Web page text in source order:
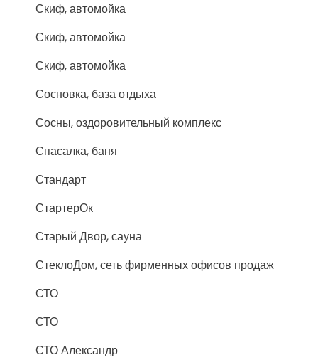
Скиф, автомойка
Скиф, автомойка
Скиф, автомойка
Сосновка, база отдыха
Сосны, оздоровительный комплекс
Спасалка, баня
Стандарт
СтартерОк
Старый Двор, сауна
СтеклоДом, сеть фирменных офисов продаж
СТО
СТО
СТО Александр